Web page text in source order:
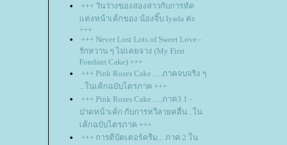
+++ วันว่างของสองสาวกับการหัด
ต่งหน้าเค้กของ น้องจิ๊บ Iyada ค่ะ
+++
+++ Never Lost Lots of Sweet Love -
รักหวาน ๆ ไม่เคยจาง (My First
Fondant Cake) +++
+++ Pink Roses Cake .....ภาคจบจริง ๆ
...ในเค้กฉบับไตรภาค +++
+++ Pink Roses Cake .....ภาค3.1 -
ปาดหน้าเค้ก กับการหวีลายคลื่น...ใน
เค้กฉบับไตรภาค +++
+++ การตีบัตเตอร์ครีม... ภาค 2 ใน